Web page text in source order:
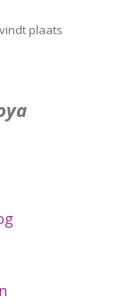
plaats